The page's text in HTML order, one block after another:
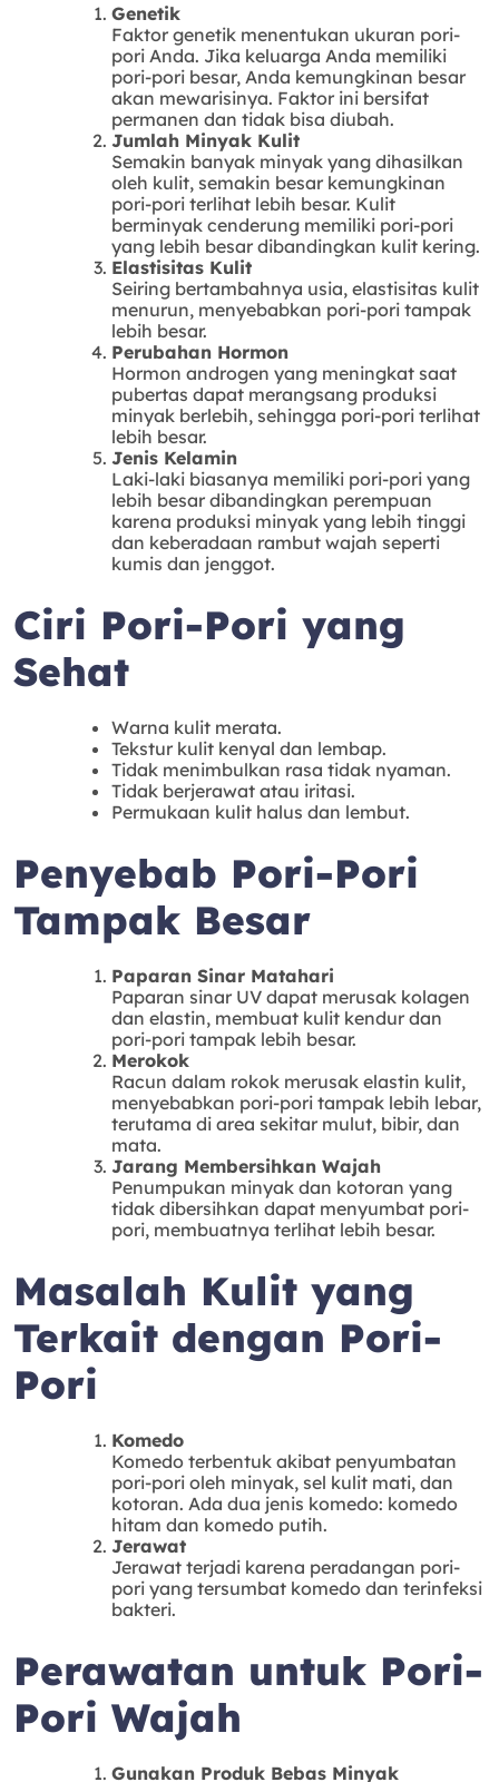
Genetik
Faktor genetik menentukan ukuran pori-
pori Anda. Jika keluarga Anda memiliki
pori-pori besar, Anda kemungkinan besar
akan mewarisinya. Faktor ini bersifat
permanen dan tidak bisa diubah.
Jumlah Minyak Kulit
Semakin banyak minyak yang dihasilkan
oleh kulit, semakin besar kemungkinan
pori-pori terlihat lebih besar. Kulit
berminyak cenderung memiliki pori-pori
yang lebih besar dibandingkan kulit kering.
Elastisitas Kulit
Seiring bertambahnya usia, elastisitas kulit
menurun, menyebabkan pori-pori tampak
lebih besar.
Perubahan Hormon
Hormon androgen yang meningkat saat
pubertas dapat merangsang produksi
minyak berlebih, sehingga pori-pori terlihat
lebih besar.
Jenis Kelamin
Laki-laki biasanya memiliki pori-pori yang
lebih besar dibandingkan perempuan
karena produksi minyak yang lebih tinggi
dan keberadaan rambut wajah seperti
kumis dan jenggot.
Ciri Pori-Pori yang
Sehat
Warna kulit merata.
Tekstur kulit kenyal dan lembap.
Tidak menimbulkan rasa tidak nyaman.
Tidak berjerawat atau iritasi.
Permukaan kulit halus dan lembut.
Penyebab Pori-Pori
Tampak Besar
Paparan Sinar Matahari
Paparan sinar UV dapat merusak kolagen
dan elastin, membuat kulit kendur dan
pori-pori tampak lebih besar.
Merokok
Racun dalam rokok merusak elastin kulit,
menyebabkan pori-pori tampak lebih lebar,
terutama di area sekitar mulut, bibir, dan
mata.
Jarang Membersihkan Wajah
Penumpukan minyak dan kotoran yang
tidak dibersihkan dapat menyumbat pori-
pori, membuatnya terlihat lebih besar.
Masalah Kulit yang
Terkait dengan Pori-
Pori
Komedo
Komedo terbentuk akibat penyumbatan
pori-pori oleh minyak, sel kulit mati, dan
kotoran. Ada dua jenis komedo: komedo
hitam dan komedo putih.
Jerawat
Jerawat terjadi karena peradangan pori-
pori yang tersumbat komedo dan terinfeksi
bakteri.
Perawatan untuk Pori-
Pori Wajah
Gunakan Produk Bebas Minyak